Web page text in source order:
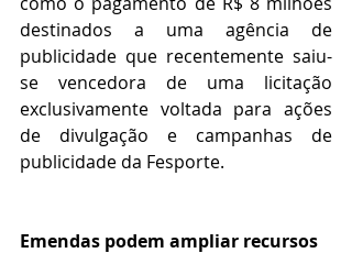
destinados a uma agência de
publicidade que recentemente saiu-
se vencedora de uma licitação
exclusivamente voltada para ações
de divulgação e campanhas de
publicidade da Fesporte.
Emendas podem ampliar recursos